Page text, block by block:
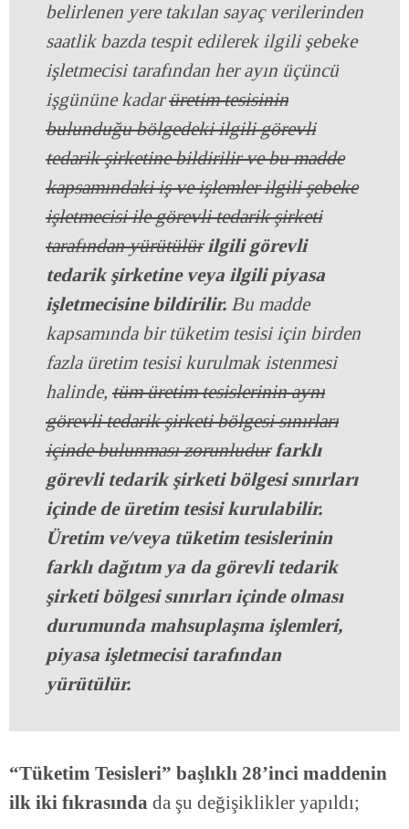
belirlenen yere takılan sayaç verilerinden
saatlik bazda tespit edilerek ilgili şebeke
işletmecisi tarafından her ayın üçüncü
işgününe kadarüretim tesisinin
bulunduğu bölgedeki ilgili görevli
tedarik şirketine bildirilir ve bu madde
kapsamındaki iş ve işlemler ilgili şebeke
işletmecisi ile görevli tedarik şirketi
tarafından yürütülür ilgili görevli
tedarik şirketine veya ilgili piyasa
işletmecisine bildirilir. Bu madde
kapsamında bir tüketim tesisi için birden
fazla üretim tesisi kurulmak istenmesi
halinde, tüm üretim tesislerinin aynı
görevli tedarik şirketi bölgesi sınırları
içinde bulunması zorunludur farklı
görevli tedarik şirketi bölgesi sınırları
içinde de üretim tesisi kurulabilir.
Üretim ve/veya tüketim tesislerinin
farklı dağıtım ya da görevli tedarik
şirketi bölgesi sınırları içinde olması
durumunda mahsuplaşma işlemleri,
piyasa işletmecisi tarafından
yürütülür.
“Tüketim Tesisleri” başlıklı 28’inci maddenin
ilk iki fıkrasında da şu değişiklikler yapıldı;